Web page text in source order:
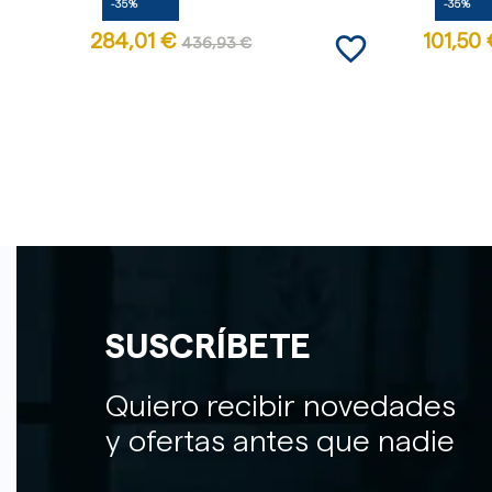
-35%
284,01 € 436,93 € favorite_border
-35%
101,50
SUSCRÍBETE
Quiero recibir novedades
y ofertas antes que nadie